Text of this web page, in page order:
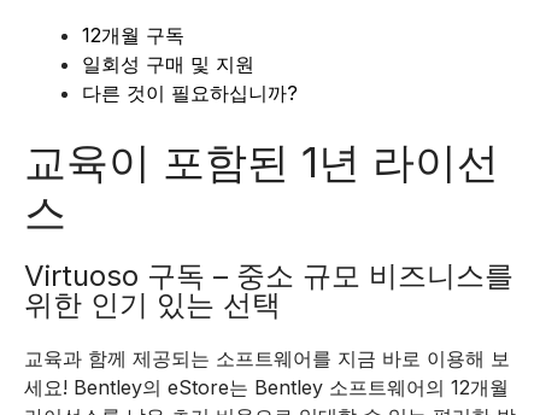
12개월 구독
일회성 구매 및 지원
다른 것이 필요하십니까?
교육이 포함된 1년 라이선
스
Virtuoso 구독 – 중소 규모 비즈니스를
위한 인기 있는 선택
교육과 함께 제공되는 소프트웨어를 지금 바로 이용해 보
세요! Bentley의 eStore는 Bentley 소프트웨어의 12개월